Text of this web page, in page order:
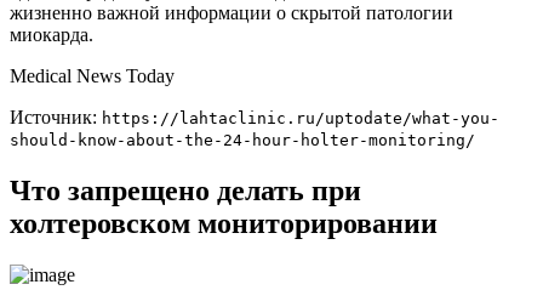
жизненно важной информации о скрытой патологии
миокарда.
Medical News Today
Источник: https://lahtaclinic.ru/uptodate/what-you-
should-know-about-the-24-hour-holter-monitoring/
Что запрещено делать при
холтеровском мониторировании